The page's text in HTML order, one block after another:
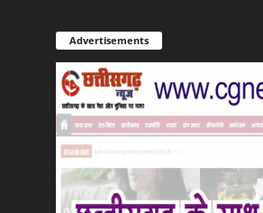
Advertisements